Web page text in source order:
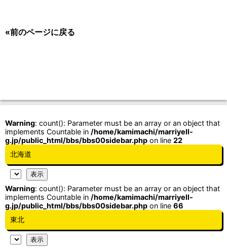
«前のページに戻る
Warning: count(): Parameter must be an array or an object that
implements Countable in /home/kamimachi/marriyell-
g.jp/public_html/bbs/bbs00sidebar.php on line 22
北海道
Warning: count(): Parameter must be an array or an object that
implements Countable in /home/kamimachi/marriyell-
g.jp/public_html/bbs/bbs00sidebar.php on line 66
東北